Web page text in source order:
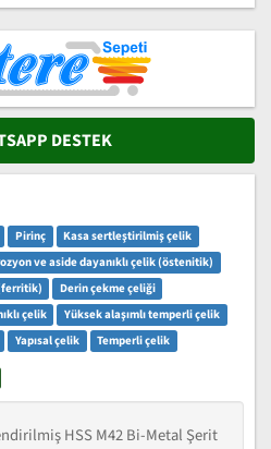
DESTEK
Pirinç
Kasa sertleştirilmiş çelik
ve aside dayanıklı çelik (östenitik)
Derin çekme çeliği
çelik
Yüksek alaşımlı temperli çelik
Yapısal çelik Temperli çelik
HSS M42 Bi-Metal Şerit